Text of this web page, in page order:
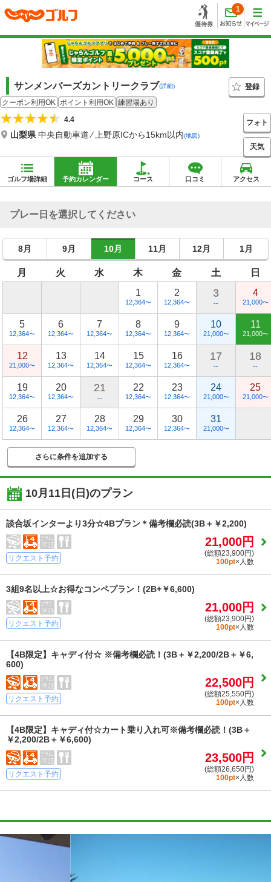
1
サンメンバーズカントリークラブ(詳細)
登録
クーポン利用OK ポイント利用OK 練習場あり
4.4
山梨県中央自動車道 ⁄ 上野原ICから15km以内(地図)
フォト
天気
ゴルフ場詳細 予約カレンダー コース 口コミ アクセス
プレー日を選択してください
8月 9月 10月 11月 12月 1月
月 火 水 木 金 土
日
1
12,364〜
2
12,364〜
3
--
4
21,000〜
5
12,364〜
6
12,364〜
7
12,364〜
8
12,364〜
9
12,364〜
10
21,000〜
11
21,000〜
12
21,000〜
13
12,364〜
14
12,364〜
15
12,364〜
16
12,364〜
17
--
18
--
19
12,364〜
20
12,364〜
21
--
22
12,364〜
23
12,364〜
24
21,000〜
25
21,000〜
26
12,364〜
27
12,364〜
28
12,364〜
29
12,364〜
30
12,364〜
31
21,000〜
さらに条件を追加する
10月11日(日)のプラン
談合坂インターより3分☆4Bプラン＊備考欄必読(3B＋￥2,200)
リクエスト予約
21,000円
(総額23,900円)
100pt×人数
3組9名以上☆お得なコンペプラン！(2B+￥6,600)
リクエスト予約
21,000円
(総額23,900円)
100pt×人数
【4B限定】キャディ付☆ ※備考欄必読！(3B＋￥2,200/2B＋￥6,
600)
リクエスト予約
22,500円
(総額25,550円)
100pt×人数
【4B限定】キャディ付☆カート乗り入れ可※備考欄必読！(3B＋
￥2,200/2B＋￥6,600)
リクエスト予約
23,500円
(総額26,650円)
100pt×人数